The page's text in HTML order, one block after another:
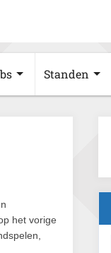
Standen
het vorige